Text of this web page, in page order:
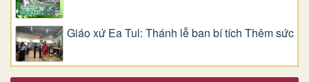
Giáo xứ Ea Tul: Thánh lễ ban bí tích Thêm sức